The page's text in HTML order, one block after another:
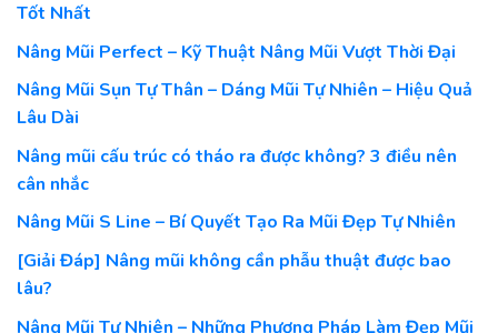
Tốt Nhất
Nâng Mũi Perfect – Kỹ Thuật Nâng Mũi Vượt Thời Đại
Nâng Mũi Sụn Tự Thân – Dáng Mũi Tự Nhiên – Hiệu Quả
Lâu Dài
Nâng mũi cấu trúc có tháo ra được không? 3 điều nên
cân nhắc
Nâng Mũi S Line – Bí Quyết Tạo Ra Mũi Đẹp Tự Nhiên
[Giải Đáp] Nâng mũi không cần phẫu thuật được bao
lâu?
Nâng Mũi Tự Nhiên – Những Phương Pháp Làm Đẹp Mũi